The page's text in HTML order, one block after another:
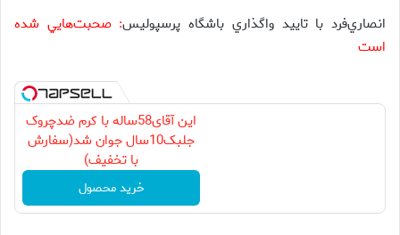
انصاري‌فرد با تاييد واگذاري باشگاه پرسپوليس:صحبت‌هايي شده
است
این آقای58ساله با کرم ضدچروک
جلبک10سال جوان شد(سفارش
با تخفیف)
خرید محصول